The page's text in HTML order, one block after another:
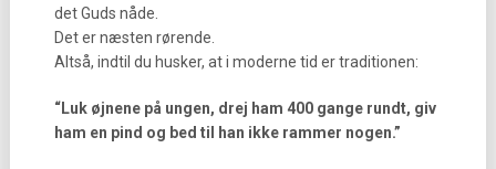
det Guds nåde.
Det er næsten rørende.
Altså, indtil du husker, at i moderne tid er traditionen:
“Luk øjnene på ungen, drej ham 400 gange rundt, giv
ham en pind og bed til han ikke rammer nogen.”